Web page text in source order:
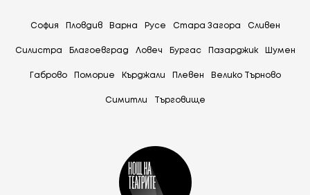
София Пловдив Варна Русе Стара Загора Сливен
Силистра Благоевград Ловеч Бургас Пазарджик Шумен
Габрово Поморие Кърджали Плевен Велико Търново
Симитли Tърговище